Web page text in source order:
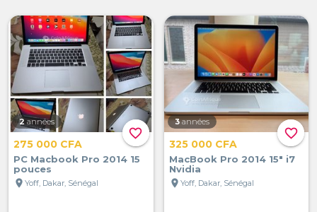
favorite_border
2 années
275 000 CFA
PC Macbook Pro 2014 15
pouces
location_on Yoff, Dakar, Sénégal
favorite_border
3 années
325 000 CFA
MacBook Pro 2014 15" i7
Nvidia
location_on Yoff, Dakar, Sénégal